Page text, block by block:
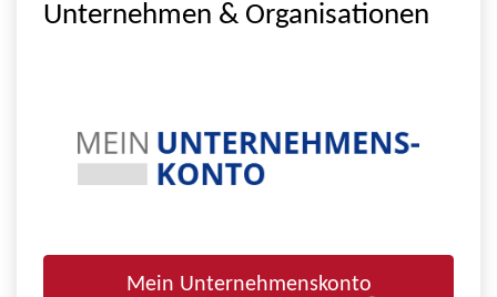
Unternehmen & Organisationen
Mein Unternehmenskonto